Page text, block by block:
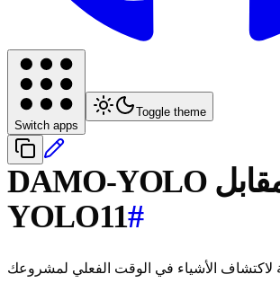
Switch apps
Toggle theme
DAMO-YOLO مقابل
YOLO11#
لاكتشاف الأشياء في الوقت الفعلي لمشروعك